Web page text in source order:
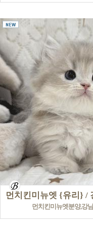
먼치킨미뉴엣 {유리} /
먼치킨미뉴엣분양,강